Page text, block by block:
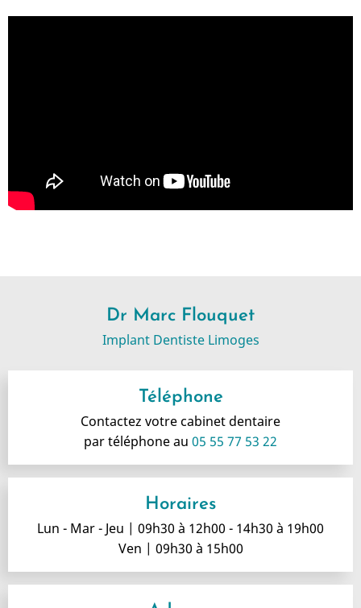
Dr Marc Flouquet
Implant Dentiste Limoges
Téléphone
Contactez votre cabinet dentaire
par téléphone au 05 55 77 53 22
Horaires
Lun - Mar - Jeu | 09h30 à 12h00 - 14h30 à 19h00
Ven | 09h30 à 15h00